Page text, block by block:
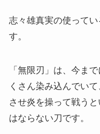
志々雄真実の使ってい
す。
「無限刃」は、今ま
くさん染み込んでい
させ炎を操って戦う
はならない刀です。